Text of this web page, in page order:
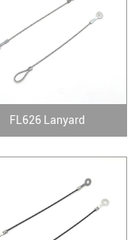
FL626 Lanyard